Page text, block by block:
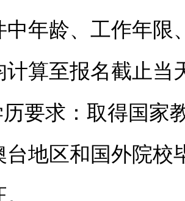
中年龄、工作年限
计算至报名截止当
求：取得国家教
台地区和国外院校